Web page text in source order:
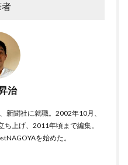
治
新聞社に就職。2002年10月、
ち上げ、2011年頃まで編集。
を始めた。